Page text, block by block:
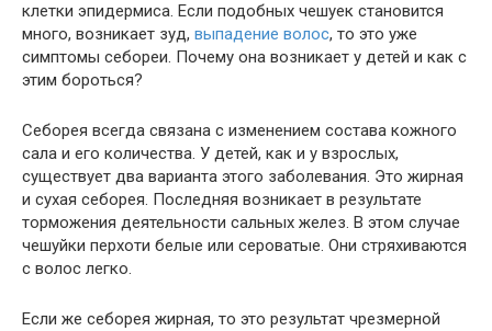
клетки эпидермиса. Если подобных чешуек становится
много, возникает зуд, выпадение волос, то это уже
симптомы себореи. Почему она возникает у детей и как с
этим бороться?
Себорея всегда связана с изменением состава кожного
сала и его количества. У детей, как и у взрослых,
существует два варианта этого заболевания. Это жирная
и сухая себорея. Последняя возникает в результате
торможения деятельности сальных желез. В этом случае
чешуйки перхоти белые или сероватые. Они стряхиваются
с волос легко.
Если же себорея жирная, то это результат чрезмерной